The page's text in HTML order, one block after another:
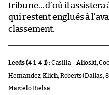
tribune… d’où il assistera
qui restent englués à
classement.
Leeds (4-1-4-1) :Casilla – Alioski,
Hernandez, Klich, Roberts (Dallas,
Marcelo Bielsa.